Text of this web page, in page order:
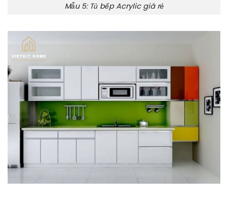
Mẫu 5: Tủ bếp Acrylic giá rẻ